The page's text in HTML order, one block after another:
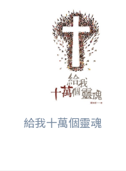
鑄造牛犢假神真拜
亞比米勒橫行霸道
第十七計 以逸待勞
上車補票惹麻煩，割
給我十萬個靈魂